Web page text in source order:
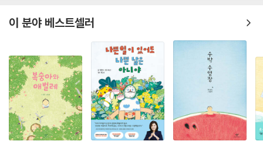
이 분야 베스트셀러